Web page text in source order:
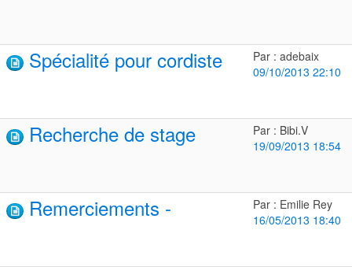
Spécialité pour cordiste
Par : adebaix
09/10/2013 22:10
Recherche de stage
Par : Bibi.V
19/09/2013 18:54
Remerciements -
Par : Emilie Rey
16/05/2013 18:40